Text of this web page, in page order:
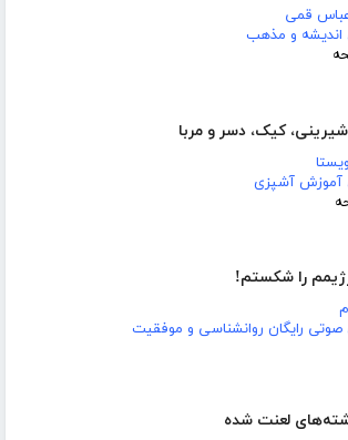
قمی
اندیشه و مذهب
کیک، دسر و مربا
آموزش آشپزی
را شکستم!
رایگان روانشناسی و موفقیت
لعنت شده